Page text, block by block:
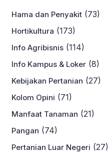
Hama dan Penyakit (73)
Hortikultura (173)
Info Agribisnis (114)
Info Kampus & Loker (8)
Kebijakan Pertanian (27)
Kolom Opini (71)
Manfaat Tanaman (21)
Pangan (74)
Pertanian Luar Negeri (27)